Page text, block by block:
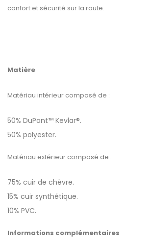
confort et sécurité sur la route.
Matière
Matériau intérieur composé de :
50% DuPont™ Kevlar®.
50% polyester.
Matériau extérieur composé de :
75% cuir de chèvre.
15% cuir synthétique.
10% PVC.
Informations complémentaires